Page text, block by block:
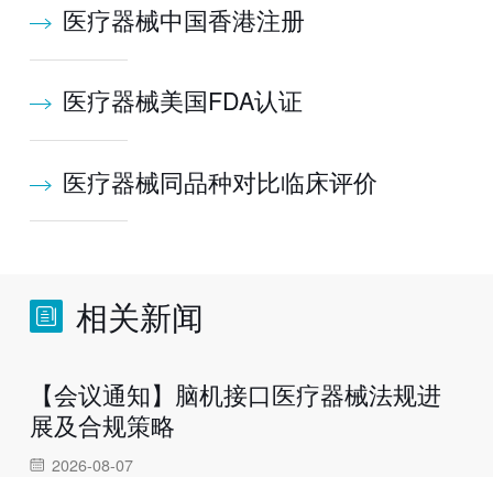
医疗器械中国香港注册
医疗器械美国FDA认证
医疗器械同品种对比临床评价
相关新闻
【会议通知】脑机接口医疗器械法规进
展及合规策略
2026-08-07